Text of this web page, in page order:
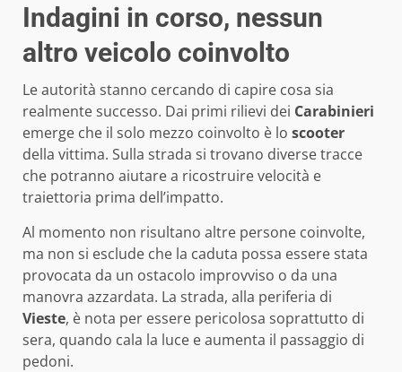
Indagini in corso, nessun
altro veicolo coinvolto
Le autorità stanno cercando di capire cosa sia
realmente successo. Dai primi rilievi dei Carabinieri
emerge che il solo mezzo coinvolto è lo scooter
della vittima. Sulla strada si trovano diverse tracce
che potranno aiutare a ricostruire velocità e
traiettoria prima dell’impatto.
Al momento non risultano altre persone coinvolte,
ma non si esclude che la caduta possa essere stata
provocata da un ostacolo improvviso o da una
manovra azzardata. La strada, alla periferia di
Vieste, è nota per essere pericolosa soprattutto di
sera, quando cala la luce e aumenta il passaggio di
pedoni.